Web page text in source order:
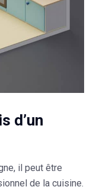
d’un
il peut être
de la cuisine.